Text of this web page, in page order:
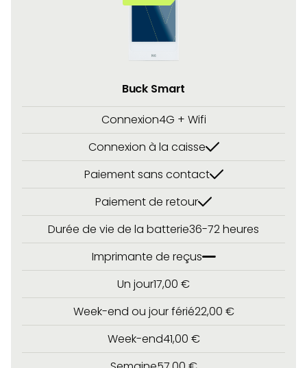
Buck Smart
Connexion4G + Wifi
Connexion à la caisse
Paiement sans contact
Paiement de retour
Durée de vie de la batterie36-72 heures
Imprimante de reçus
Un jour17,00 €
Week-end ou jour férié22,00 €
Week-end41,00 €